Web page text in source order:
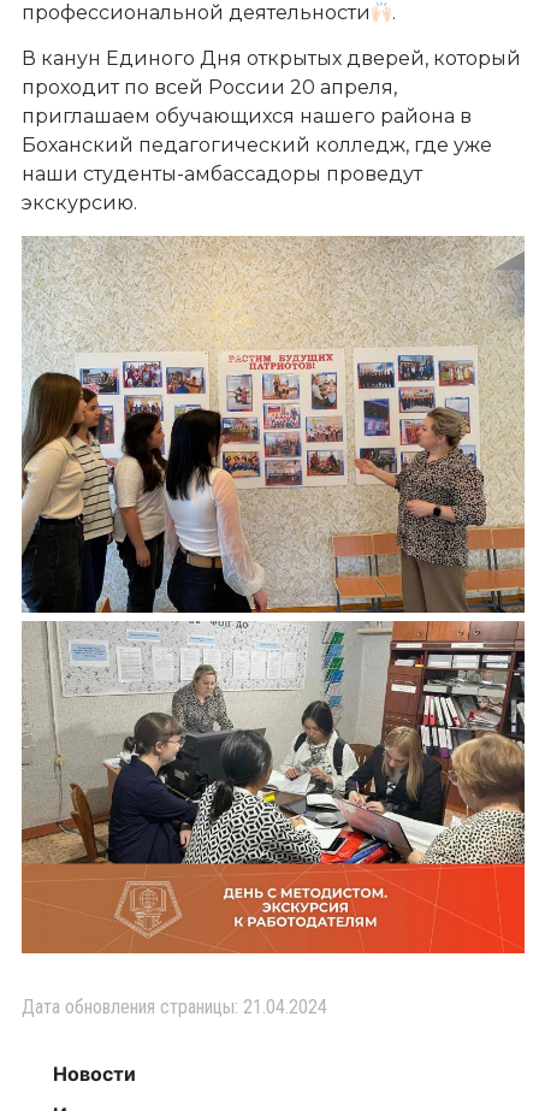
профессиональной деятельности
.
В канун Единого Дня открытых дверей, который
проходит по всей России 20 апреля,
приглашаем обучающихся нашего района в
Боханский педагогический колледж, где уже
наши студенты-амбассадоры проведут
экскурсию.
Дата обновления страницы: 21.04.2024
Новости